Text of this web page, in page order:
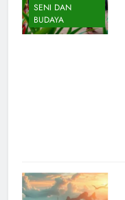
SENI DAN
BUDAYA